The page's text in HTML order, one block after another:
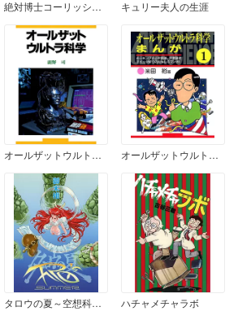
絶対博士コーリッシュ 1 キュリー夫人の生涯
オールザットウルトラ科学 オールザットウルトラ科学まんが
タロウの夏～空想科学漫画シリーズ～ ハチャメチャラボ